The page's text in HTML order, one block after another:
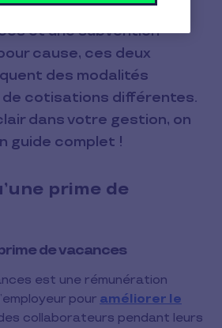
hésitez-vous entre une
et une subvention
cause, ces deux
des modalités
cotisations différentes.
dans votre gestion, on
guide complet !
prime de
de vacances
est une rémunération
pour améliorer le
collaborateurs pendant leurs